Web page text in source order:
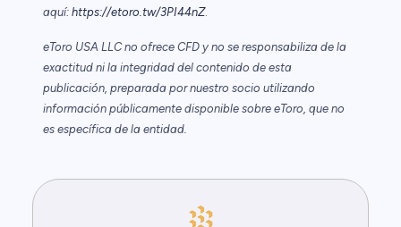
aquí: https://etoro.tw/3PI44nZ.
eToro USA LLC no ofrece CFD y no se responsabiliza de la
exactitud ni la integridad del contenido de esta
publicación, preparada por nuestro socio utilizando
información públicamente disponible sobre eToro, que no
es específica de la entidad.